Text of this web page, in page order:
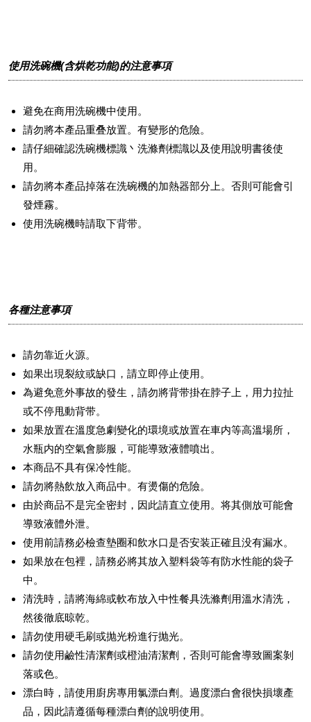
使用洗碗機(含烘乾功能)的注意事項
避免在商用洗碗機中使用。
請勿將本產品重叠放置。有變形的危險。
請仔細確認洗碗機標識丶洗滌劑標識以及使用說明書後使
用。
請勿將本產品掉落在洗碗機的加熱器部分上。否則可能會引
發煙霧。
使用洗碗機時請取下背带。
各種注意事項
請勿靠近火源。
如果出現裂紋或缺口，請立即停止使用。
為避免意外事故的發生，請勿將背带掛在脖子上，用力拉扯
或不停甩動背带。
如果放置在溫度急劇變化的環境或放置在車内等高溫場所，
水瓶内的空氣會膨服，可能導致液體噴出。
本商品不具有保冷性能。
請勿將熱飲放入商品中。有燙傷的危險。
由於商品不是完全密封，因此請直立使用。将其側放可能會
導致液體外泄。
使用前請務必檢查墊圈和飲水口是否安装正確且没有漏水。
如果放在包裡，請務必將其放入塑料袋等有防水性能的袋子
中。
清洗時，請將海綿或軟布放入中性餐具洗滌劑用溫水清洗，
然後徹底晾乾。
請勿使用硬毛刷或抛光粉進行抛光。
請勿使用鹼性清潔劑或橙油清潔劑，否則可能會導致圖案剝
落或色。
漂白時，請使用廚房專用氯漂白劑。過度漂白會很快損壞產
品，因此請遵循每種漂白劑的說明使用。